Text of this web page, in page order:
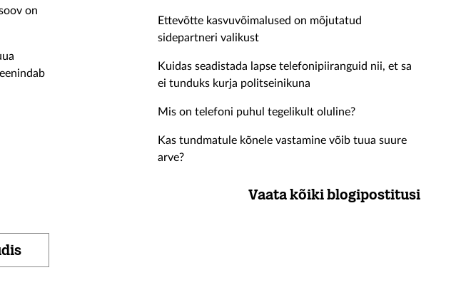
on
Ettevõtte kasvuvõimalused on mõjutatud
sidepartneri valikust
Kuidas seadistada lapse telefonipiiranguid nii, et sa
ei tunduks kurja politseinikuna
Mis on telefoni puhul tegelikult oluline?
Kas tundmatule kõnele vastamine võib tuua suure
arve?
Vaata kõiki blogipostitusi